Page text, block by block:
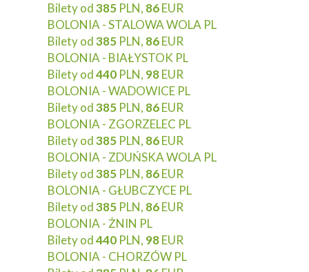
Bilety od385 PLN, 86EUR
BOLONIA - STALOWA WOLA PL
Bilety od385 PLN, 86EUR
BOLONIA - BIAŁYSTOK PL
Bilety od440 PLN, 98EUR
BOLONIA - WADOWICE PL
Bilety od385 PLN, 86EUR
BOLONIA - ZGORZELEC PL
Bilety od385 PLN, 86EUR
BOLONIA - ZDUŃSKA WOLA PL
Bilety od385 PLN, 86EUR
BOLONIA - GŁUBCZYCE PL
Bilety od385 PLN, 86EUR
BOLONIA - ŻNIN PL
Bilety od440 PLN, 98EUR
BOLONIA - CHORZÓW PL